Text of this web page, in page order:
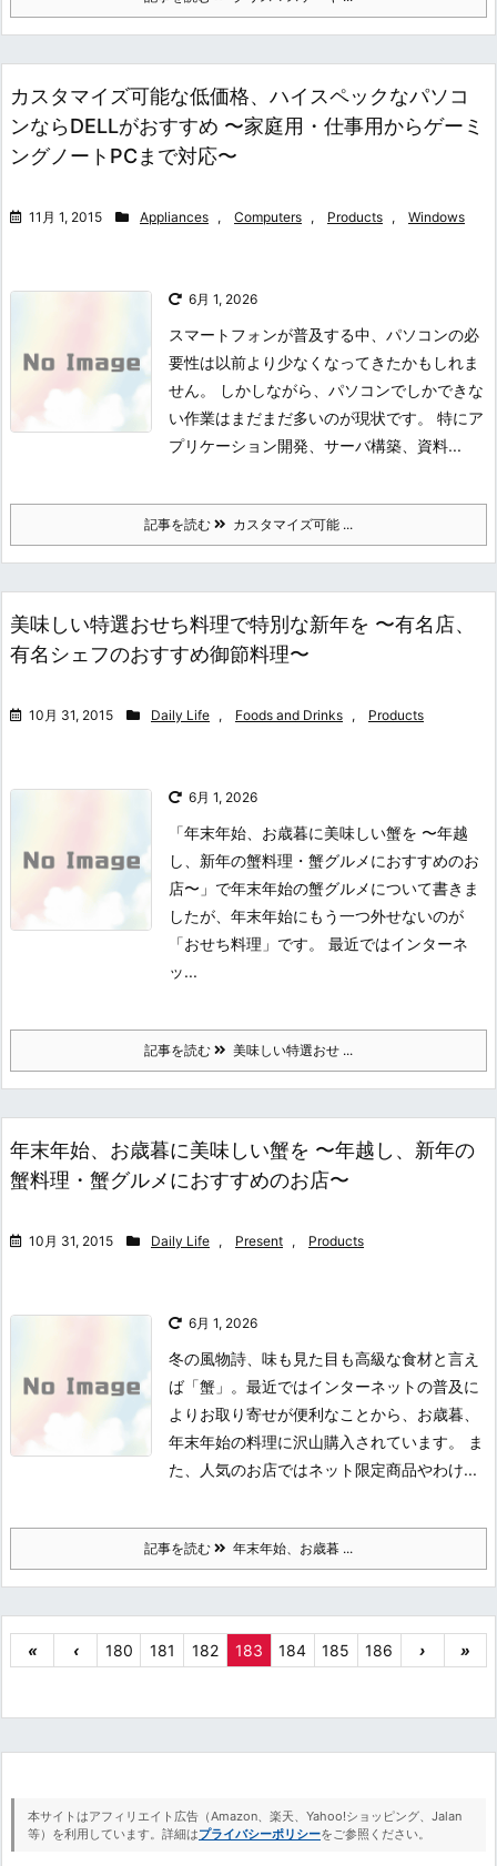
カスタマイズ可能な低価格、ハイスペックなパソコ
ンならDELLがおすすめ 〜家庭用・仕事用からゲーミ
ングノートPCまで対応〜
11月 1, 2015 Appliances , Computers , Products , Windows
6月 1, 2026
スマートフォンが普及する中、パソコンの必
要性は以前より少なくなってきたかもしれま
せん。 しかしながら、パソコンでしかできな
い作業はまだまだ多いのが現状です。 特にア
プリケーション開発、サーバ構築、資料...
記事を読む カスタマイズ可能 ...
美味しい特選おせち料理で特別な新年を 〜有名店、
有名シェフのおすすめ御節料理〜
10月 31, 2015 Daily Life , Foods and Drinks , Products
6月 1, 2026
「年末年始、お歳暮に美味しい蟹を 〜年越
し、新年の蟹料理・蟹グルメにおすすめのお
店〜」で年末年始の蟹グルメについて書きま
したが、年末年始にもう一つ外せないのが
「おせち料理」です。 最近ではインターネ
ッ...
記事を読む 美味しい特選おせ ...
年末年始、お歳暮に美味しい蟹を 〜年越し、新年の
蟹料理・蟹グルメにおすすめのお店〜
10月 31, 2015 Daily Life , Present , Products
6月 1, 2026
冬の風物詩、味も見た目も高級な食材と言え
ば「蟹」。最近ではインターネットの普及に
よりお取り寄せが便利なことから、お歳暮、
年末年始の料理に沢山購入されています。 ま
た、人気のお店ではネット限定商品やわけ...
記事を読む 年末年始、お歳暮 ...
« ‹ 180 181 182 183 184 185 186 › »
本サイトはアフィリエイト広告（Amazon、楽天、Yahoo!ショッピング、Jalan
等）を利用しています。詳細はプライバシーポリシーをご参照ください。